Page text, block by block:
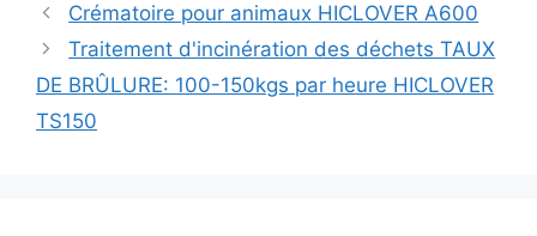
Crématoire pour animaux HICLOVER A600
Traitement d'incinération des déchets TAUX
DE BRÛLURE: 100-150kgs par heure HICLOVER
TS150